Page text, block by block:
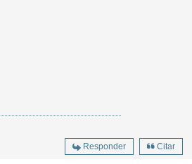
Responder Citar